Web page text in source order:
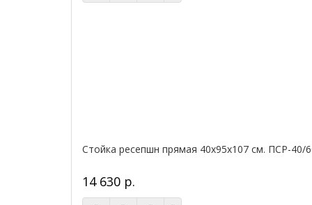
Стойка ресепшн прямая 40х95х107 см. ПСР-40/
14 630 р.